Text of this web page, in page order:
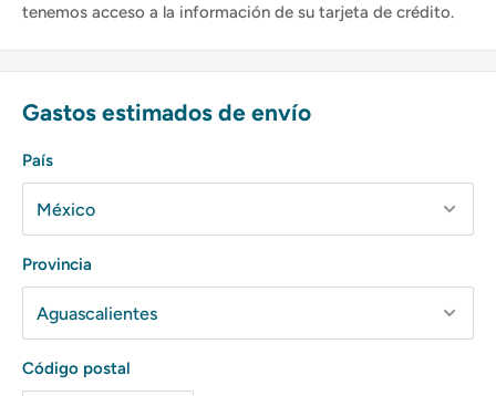
tenemos acceso a la información de su tarjeta de crédito.
Gastos estimados de envío
País
Provincia
Código postal